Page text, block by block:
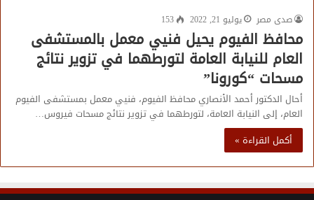
صدى مصر
يوليو 21, 2022 153
محافظ الفيوم يحيل فنيي معمل بالمستشفى
العام للنيابة العامة لتورطهما في تزوير نتائج
مسحات “كورونا”
أحال الدكتور أحمد الأنصاري محافظ الفيوم، فنيي معمل بمستشفى الفيوم
العام، إلى النيابة العامة، لتورطهما في تزوير نتائج مسحات فيروس…
أكمل القراءة »